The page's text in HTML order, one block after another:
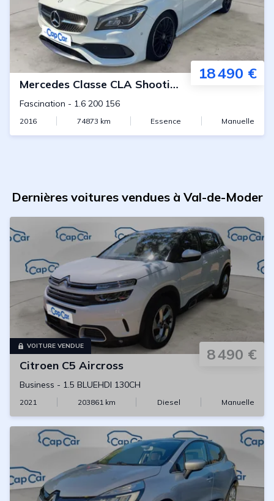
18 490 €
Mercedes Classe CLA Shooting Brake
Fascination - 1.6 200 156
2016 74873 km Essence Manuelle
Dernières voitures vendues à Val-de-Moder
VOITURE VENDUE 8 490 €
Citroen C5 Aircross
Business - 1.5 BLUEHDI 130CH
2021 203861 km Diesel Manuelle